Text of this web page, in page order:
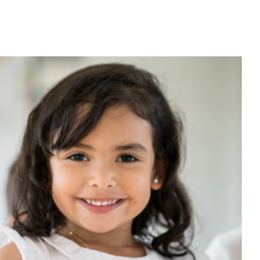
PARA PROFESIONALES
DÓNDE COMPRAR
UY (ES)
SUSCRIBITE